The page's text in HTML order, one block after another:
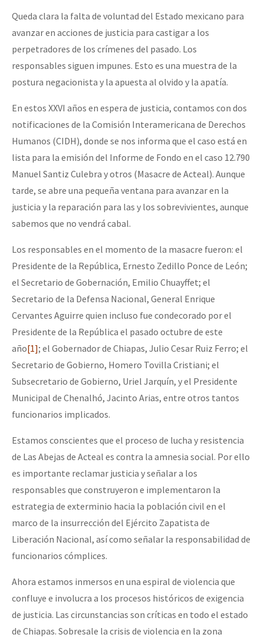
Queda clara la falta de voluntad del Estado mexicano para
avanzar en acciones de justicia para castigar a los
perpetradores de los crímenes del pasado. Los
responsables siguen impunes. Esto es una muestra de la
postura negacionista y la apuesta al olvido y la apatía.
En estos XXVI años en espera de justicia, contamos con dos
notificaciones de la Comisión Interamericana de Derechos
Humanos (CIDH), donde se nos informa que el caso está en
lista para la emisión del Informe de Fondo en el caso 12.790
Manuel Santiz Culebra y otros (Masacre de Acteal). Aunque
tarde, se abre una pequeña ventana para avanzar en la
justicia y la reparación para las y los sobrevivientes, aunque
sabemos que no vendrá cabal.
Los responsables en el momento de la masacre fueron: el
Presidente de la República, Ernesto Zedillo Ponce de León;
el Secretario de Gobernación, Emilio Chuayffet; el
Secretario de la Defensa Nacional, General Enrique
Cervantes Aguirre quien incluso fue condecorado por el
Presidente de la República el pasado octubre de este
año[1]; el Gobernador de Chiapas, Julio Cesar Ruiz Ferro; el
Secretario de Gobierno, Homero Tovilla Cristiani; el
Subsecretario de Gobierno, Uriel Jarquín, y el Presidente
Municipal de Chenalhó, Jacinto Arias, entre otros tantos
funcionarios implicados.
Estamos conscientes que el proceso de lucha y resistencia
de Las Abejas de Acteal es contra la amnesia social. Por ello
es importante reclamar justicia y señalar a los
responsables que construyeron e implementaron la
estrategia de exterminio hacia la población civil en el
marco de la insurrección del Ejército Zapatista de
Liberación Nacional, así como señalar la responsabilidad de
funcionarios cómplices.
Ahora estamos inmersos en una espiral de violencia que
confluye e involucra a los procesos históricos de exigencia
de justicia. Las circunstancias son críticas en todo el estado
de Chiapas. Sobresale la crisis de violencia en la zona